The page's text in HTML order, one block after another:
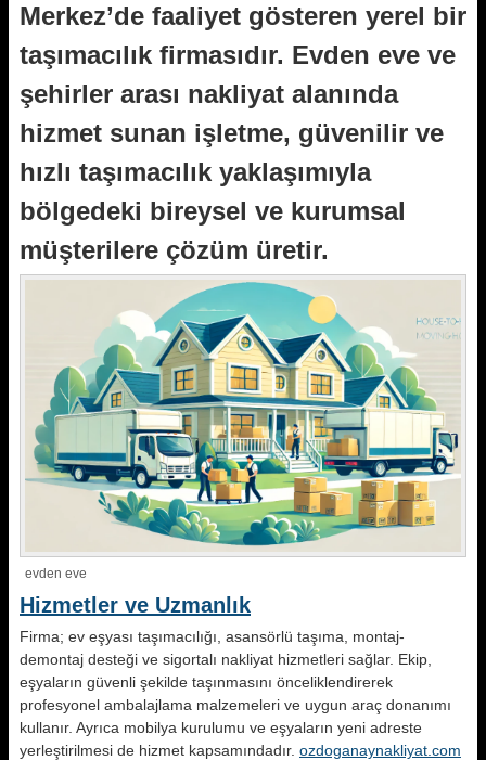
Merkez’de faaliyet gösteren yerel bir
taşımacılık firmasıdır. Evden eve ve
şehirler arası nakliyat alanında
hizmet sunan işletme, güvenilir ve
hızlı taşımacılık yaklaşımıyla
bölgedeki bireysel ve kurumsal
müşterilere çözüm üretir.
evden eve
Hizmetler ve Uzmanlık
Firma; ev eşyası taşımacılığı, asansörlü taşıma, montaj-
demontaj desteği ve sigortalı nakliyat hizmetleri sağlar. Ekip,
eşyaların güvenli şekilde taşınmasını önceliklendirerek
profesyonel ambalajlama malzemeleri ve uygun araç donanımı
kullanır. Ayrıca mobilya kurulumu ve eşyaların yeni adreste
yerleştirilmesi de hizmet kapsamındadır. ozdoganaynakliyat.com